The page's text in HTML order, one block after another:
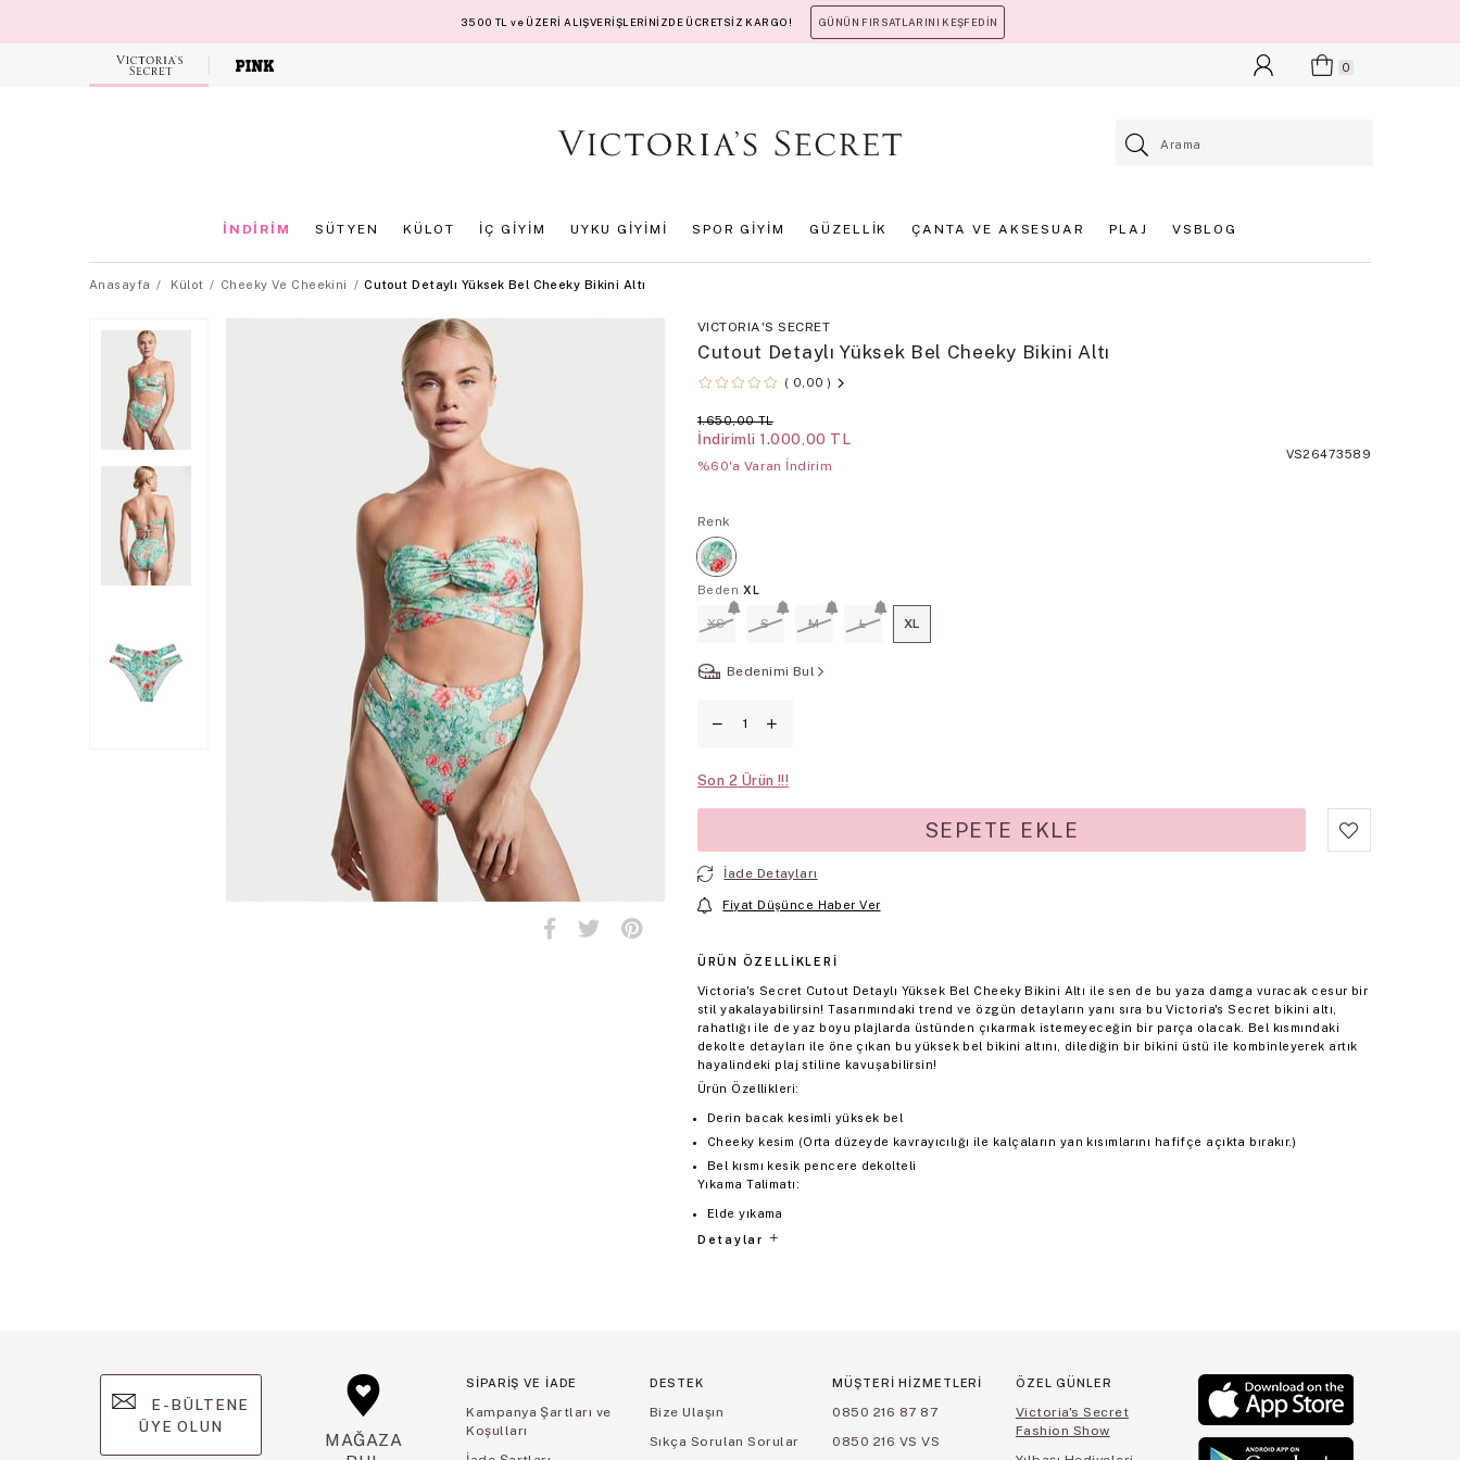
3500 TL ve ÜZERİ ALIŞVERİŞLERİNİZDE ÜCRETSİZ KARGO! GÜNÜN FIRSATLARINI KEŞFEDİN
Victoria's
Secret
0
İNDİRİM SÜTYEN KÜLOT İÇ GİYİM UYKU GİYİMİ SPOR GİYİM GÜZELLİK ÇANTA VE AKSESUAR PLAJ VSBLOG
Anasayfa Külot Cheeky Ve Cheekini Cutout Detaylı Yüksek Bel Cheeky Bikini Altı
VICTORIA'S SECRET
Cutout Detaylı Yüksek Bel Cheeky Bikini Altı
0,00
1.650,00 TL
İndirimli 1.000,00 TL
%60'a Varan İndirim
VS26473589
Renk
Beden XL
XS S M L XL
Bedenimi Bul
Son 2
İade Detayları
Fiyat Düşünce Haber Ver
ÜRÜN ÖZELLIKLERI
Victoria's Secret Cutout Detaylı Yüksek Bel Cheeky Bikini Altı ile sen de bu yaza damga vuracak cesur bir
stil yakalayabilirsin! Tasarımındaki trend ve özgün detayların yanı sıra bu Victoria's Secret bikini altı,
rahatlığı ile de yaz boyu plajlarda üstünden çıkarmak istemeyeceğin bir parça olacak. Bel kısmındaki
dekolte detayları ile öne çıkan bu yüksek bel bikini altını, dilediğin bir bikini üstü ile kombinleyerek artık
hayalindeki plaj stiline kavuşabilirsin!
Ürün Özellikleri:
Derin bacak kesimli yüksek bel
Cheeky kesim (Orta düzeyde kavrayıcılığı ile kalçaların yan kısımlarını hafifçe açıkta bırakır.)
Bel kısmı kesik pencere dekolteli
Yıkama Talimatı:
Elde yıkama
Detaylar
E-BÜLTENE
ÜYE OLUN
MAĞAZA
SİPARİŞ VE İADE
Kampanya Şartları ve
Koşulları
DESTEK
Bize Ulaşın
Sıkça Sorulan Sorular
MÜŞTERİ HİZMETLERİ
0850 216 87 87
0850 216 VS VS
ÖZEL GÜNLER
Victoria's Secret
Fashion Show